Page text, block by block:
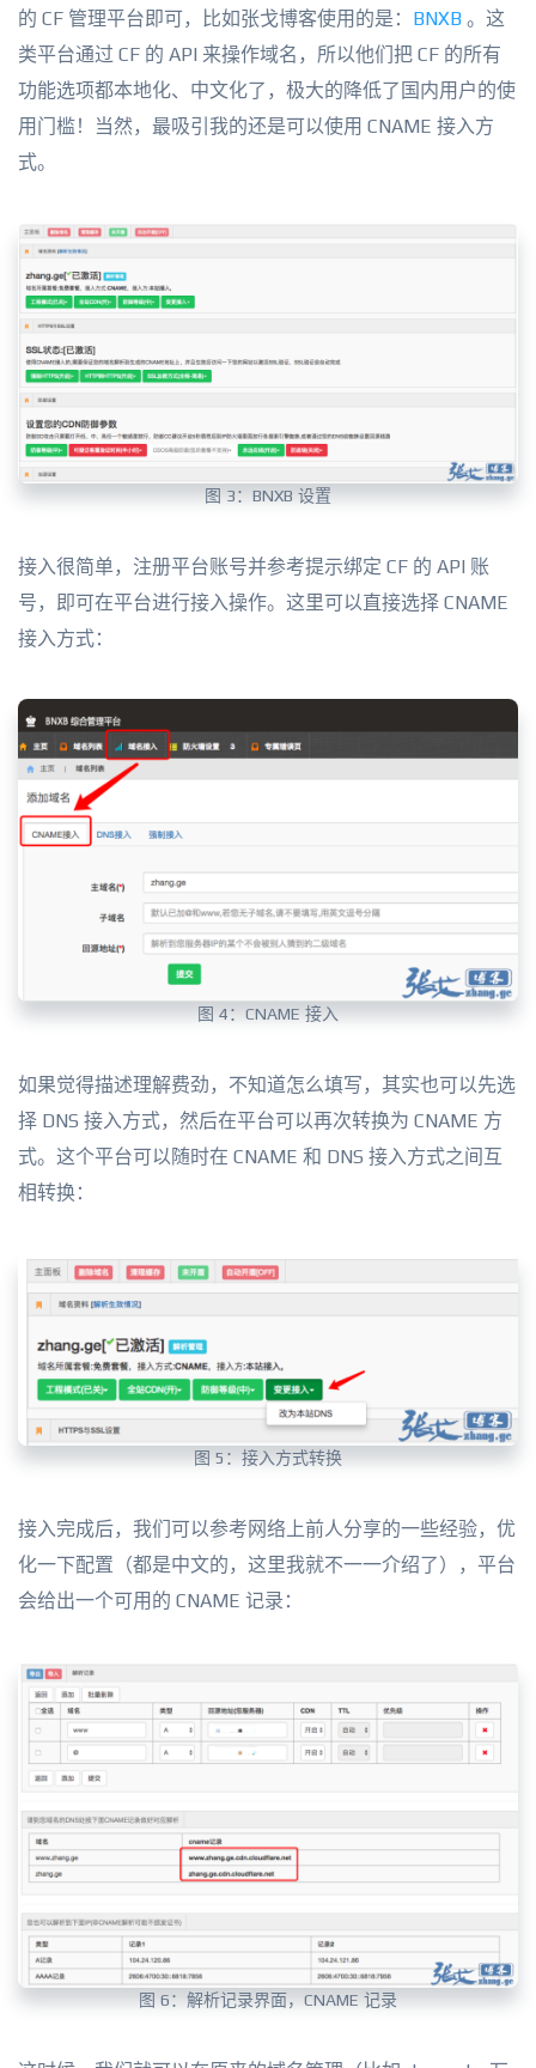
的 CF 管理平台即可，比如张戈博客使用的是： BNXB 。这
类平台通过 CF 的 API 来操作域名，所以他们把 CF 的所有
功能选项都本地化、中文化了，极大的降低了国内用户的使
用门槛！当然，最吸引我的还是可以使用 CNAME 接入方
式。
图 3：BNXB 设置
接入很简单，注册平台账号并参考提示绑定 CF 的 API 账
号，即可在平台进行接入操作。这里可以直接选择 CNAME
接入方式：
图 4：CNAME 接入
如果觉得描述理解费劲，不知道怎么填写，其实也可以先选
择 DNS 接入方式，然后在平台可以再次转换为 CNAME 方
式。这个平台可以随时在 CNAME 和 DNS 接入方式之间互
相转换：
图 5：接入方式转换
接入完成后，我们可以参考网络上前人分享的一些经验，优
化一下配置（都是中文的，这里我就不一一介绍了），平台
会给出一个可用的 CNAME 记录：
图 6：解析记录界面，CNAME 记录